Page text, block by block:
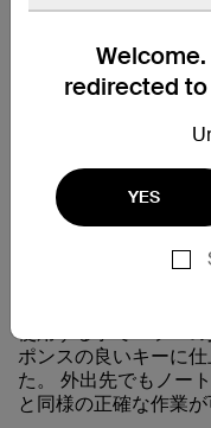
redirected
YES
エラーが
く、レス
の良い等間
キー
ドは、使い勝手を考
使用する事でエラーの
ポンスの良いキーに
た。 外出先でもノー
と同様の正確な作業が